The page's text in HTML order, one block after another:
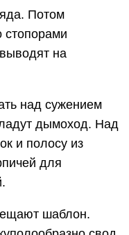
Потом
стопорами
на
над сужением
дымоход. Над
и полосу из
для
шаблон.